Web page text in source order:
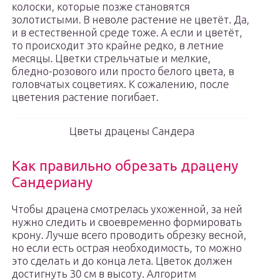
колоски, которые позже становятся
золотистыми. В неволе растение не цветёт. Да,
и в естественной среде тоже. А если и цветёт,
то происходит это крайне редко, в летние
месяцы. Цветки стрельчатые и мелкие,
бледно-розового или просто белого цвета, в
головчатых соцветиях. К сожалению, после
цветения растение погибает.
Цветы драцены Сандера
Как правильно обрезать драцену
Сандериану
Чтобы драцена смотрелась ухоженной, за ней
нужно следить и своевременно формировать
крону. Лучше всего проводить обрезку весной,
но если есть острая необходимость, то можно
это сделать и до конца лета. Цветок должен
достигнуть 30 см в высоту. Алгоритм